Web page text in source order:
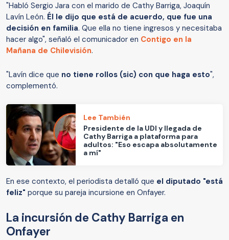
"Habló Sergio Jara con el marido de Cathy Barriga, Joaquín
Lavín León. Él le dijo que está de acuerdo, que fue una
decisión en familia. Que ella no tiene ingresos y necesitaba
hacer algo", señaló el comunicador en Contigo en la
Mañana de Chilevisión.
"Lavín dice que no tiene rollos (sic) con que haga esto",
complementó.
Lee También
Presidente de la UDI y llegada de
Cathy Barriga a plataforma para
adultos: "Eso escapa absolutamente
a mí"
En ese contexto, el periodista detalló que el diputado "está
feliz" porque su pareja incursione en Onfayer.
La incursión de Cathy Barriga en
Onfayer